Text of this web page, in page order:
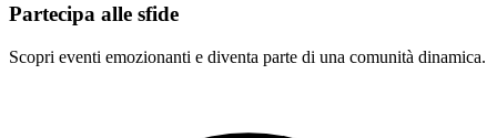
Partecipa alle sfide
Scopri eventi emozionanti e diventa parte di una comunità dinamica.